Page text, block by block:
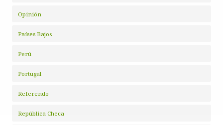
Opinión
Países Bajos
Perú
Portugal
Referendo
República Checa